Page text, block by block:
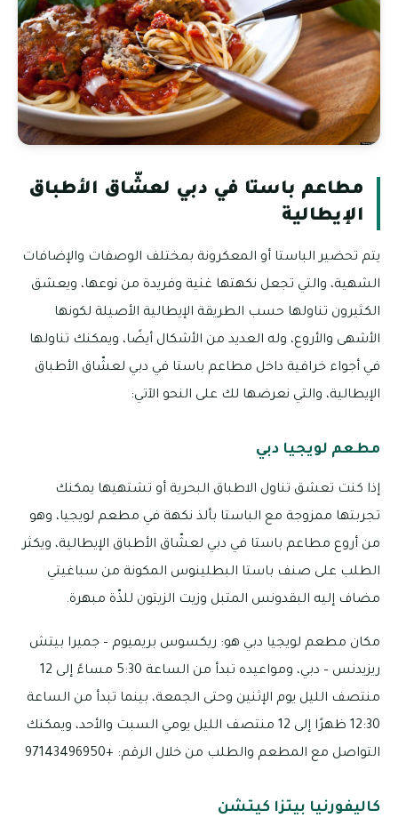
مطاعم باستا في دبي لعشّاق الأطباق
الإيطالية
يتم تحضير الباستا أو المعكرونة بمختلف الوصفات والإضافات
الشهية، والتي تجعل نكهتها غنية وفريدة من نوعها، ويعشق
الكثيرون تناولها حسب الطريقة الإيطالية الأصيلة لكونها
الأشهى والأروع، وله العديد من الأشكال أيضًا، ويمكنك تناولها
في أجواء خرافية داخل مطاعم باستا في دبي لعشّاق الأطباق
الإيطالية، والتي نعرضها لك على النحو الآتي:
مطعم لويجيا دبي
إذا كنت تعشق تناول الاطباق البحرية أو تشتهيها يمكنك
تجربتها ممزوجة مع الباستا بألذ نكهة في مطعم لويجيا، وهو
من أروع مطاعم باستا في دبي لعشّاق الأطباق الإيطالية، ويكثر
الطلب على صنف باستا البطلينوس المكونة من سباغيتي
مضاف إليه البقدونس المتبل وزيت الزيتون للذّة مبهرة.
مكان مطعم لويجيا دبي هو: ريكسوس بريميوم – جميرا بيتش
ريزيدنس – دبي، ومواعيده تبدأ من الساعة 5:30 مساءً إلى 12
منتصف الليل يوم الإثنين وحتى الجمعة، بينما تبدأ من الساعة
12:30 ظهرًا إلى 12 منتصف الليل يومي السبت والأحد، ويمكنك
التواصل مع المطعم والطلب من خلال الرقم: +97143496950
كاليفورنيا بيتزا كيتشن